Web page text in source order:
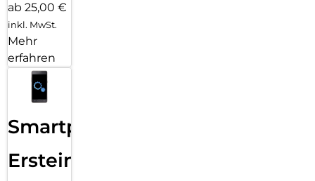
ab 25,00 €
inkl. MwSt.
Mehr
erfahren
Smartphone
Ersteinrichtung